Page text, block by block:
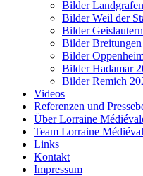
Bilder
Bilder Weil der
Bilder
Bilder
Bilder
Bilder Hadamar
Bilder Remich
Videos
Referenzen und
Über Lorraine
Team Lorraine
Links
Kontakt
Impressum